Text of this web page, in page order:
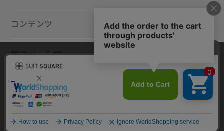
コンテンツ
規約・ヘルプ
Copyright © AOYAMA TRADING Co.,Ltd. All Rights Reserved
当サイトでは利用体験の向上およびコンテンツの最適な提供、トラフィ
ックの分析を目的としてCookieを使用しています。サイトの閲覧を継続
された場合、Cookieの利用に同意したものといたします。詳細について
はプライバシーポリシー をご確認ください。
同意して閉じる